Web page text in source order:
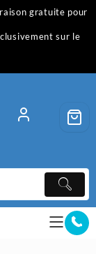
gratuite pour
sur le